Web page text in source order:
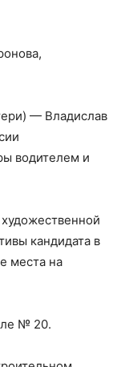
— Владислав
водителем и
кандидата в
места на
№ 20.